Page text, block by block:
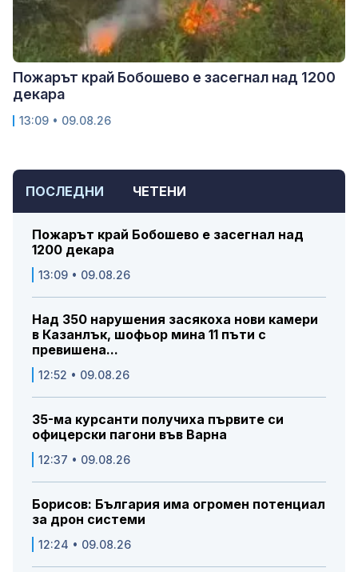
ПОСЛЕДНИ ЧЕТЕНИ
Пожарът край Бобошево е засегнал над
1200 декара
13:09 • 09.08.26
Над 350 нарушения засякоха нови камери
в Казанлък, шофьор мина 11 пъти с
превишена...
12:52 • 09.08.26
35-ма курсанти получиха първите си
офицерски пагони във Варна
12:37 • 09.08.26
Борисов: България има огромен потенциал
за дрон системи
12:24 • 09.08.26
Пожарът край Бобошево е засегнал над 1200
декара
13:09 • 09.08.26